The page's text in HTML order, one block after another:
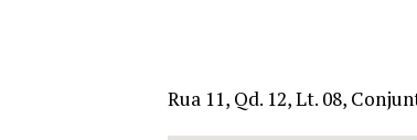
Rua 11, Qd. 12, Lt. 08,